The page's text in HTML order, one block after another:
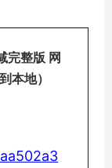
完整版 网
本地）